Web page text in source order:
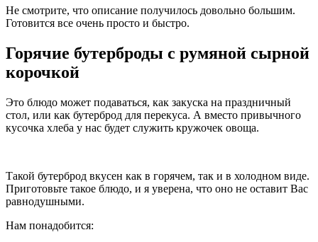
Не смотрите, что описание получилось довольно большим.
Готовится все очень просто и быстро.
Горячие бутерброды с румяной сырной
корочкой
Это блюдо может подаваться, как закуска на праздничный
стол, или как бутерброд для перекуса. А вместо привычного
кусочка хлеба у нас будет служить кружочек овоща.
Такой бутерброд вкусен как в горячем, так и в холодном виде.
Приготовьте такое блюдо, и я уверена, что оно не оставит Вас
равнодушными.
Нам понадобится: